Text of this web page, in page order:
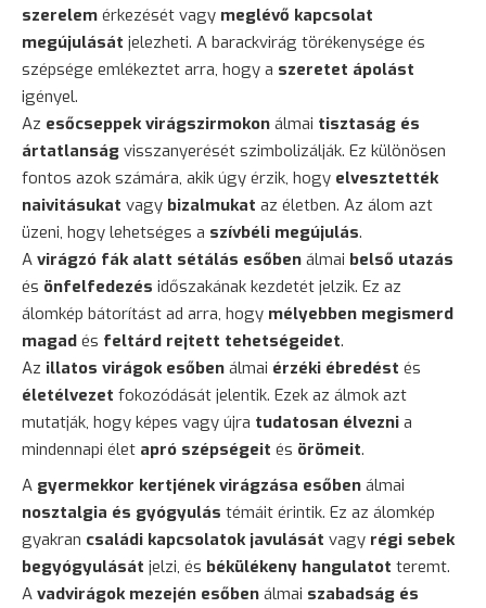
szerelem érkezését vagy meglévő kapcsolat
megújulását jelezheti. A barackvirág törékenysége és
szépsége emlékeztet arra, hogy a szeretet ápolást
igényel.
Az esőcseppek virágszirmokon álmai tisztaság és
ártatlanság visszanyerését szimbolizálják. Ez különösen
fontos azok számára, akik úgy érzik, hogy elvesztették
naivitásukat vagy bizalmukat az életben. Az álom azt
üzeni, hogy lehetséges a szívbéli megújulás.
A virágzó fák alatt sétálás esőben álmai belső utazás
és önfelfedezés időszakának kezdetét jelzik. Ez az
álomkép bátorítást ad arra, hogy mélyebben megismerd
magad és feltárd rejtett tehetségeidet.
Az illatos virágok esőben álmai érzéki ébredést és
életélvezet fokozódását jelentik. Ezek az álmok azt
mutatják, hogy képes vagy újra tudatosan élvezni a
mindennapi élet apró szépségeit és örömeit.
A gyermekkor kertjének virágzása esőben álmai
nosztalgia és gyógyulás témáit érintik. Ez az álomkép
gyakran családi kapcsolatok javulását vagy régi sebek
begyógyulását jelzi, és békülékeny hangulatot teremt.
A vadvirágok mezején esőben álmai szabadság és